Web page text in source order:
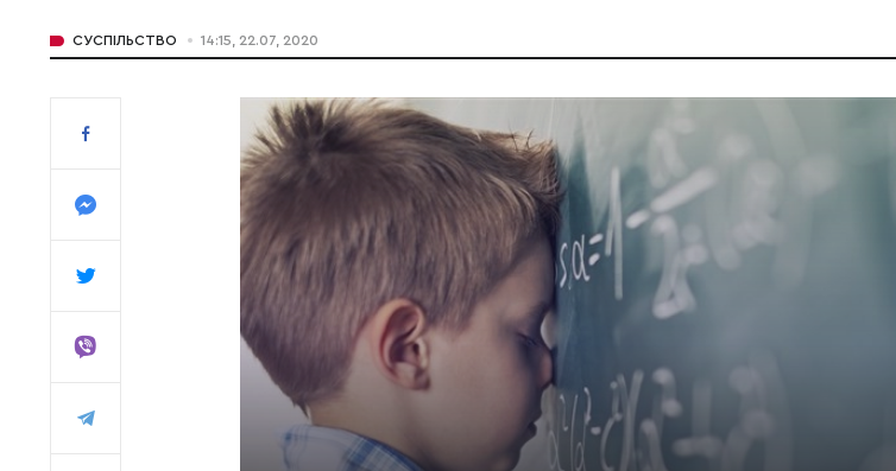
СУСПІЛЬСТВО 14:15, 22.07, 2020